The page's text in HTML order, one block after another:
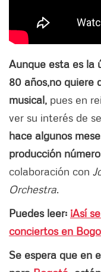
Aunque esta es la
80 años,no quiere
musical, pues en
ver su interés de
hace algunos
producción
colaboración con
Orchestra.
Puedes leer: ¡Así
conciertos en
Se espera que en